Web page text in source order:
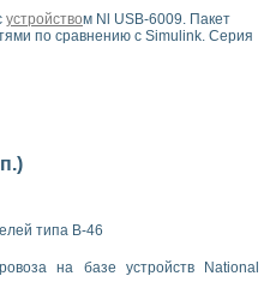
технологий и
LabVIEW
критичность
устройством Nl USB-6009. Пакет
по сравнению с Simulink. Серия
типа В-46
на базе устройств National